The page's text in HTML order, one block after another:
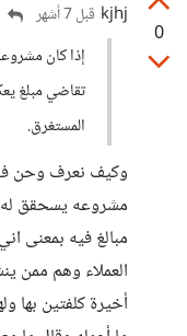
0
kjhj قبل 7 أشهر
إذا كان
تقاضي مبلغ
المستغرق.
وكيف نعرف وحن في
مشروعه يسحقق له
مبالغ فيه بمعنى
العملاء وهم ممن
أخيرة كلفتين بها